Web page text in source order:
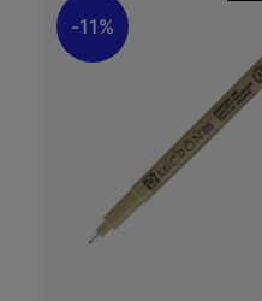
11%